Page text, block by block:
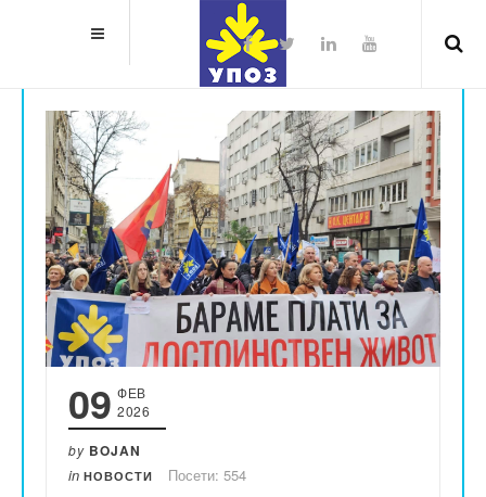
09 ФЕВ
2026
by BOJAN
in НОВОСТИ Посети: 554